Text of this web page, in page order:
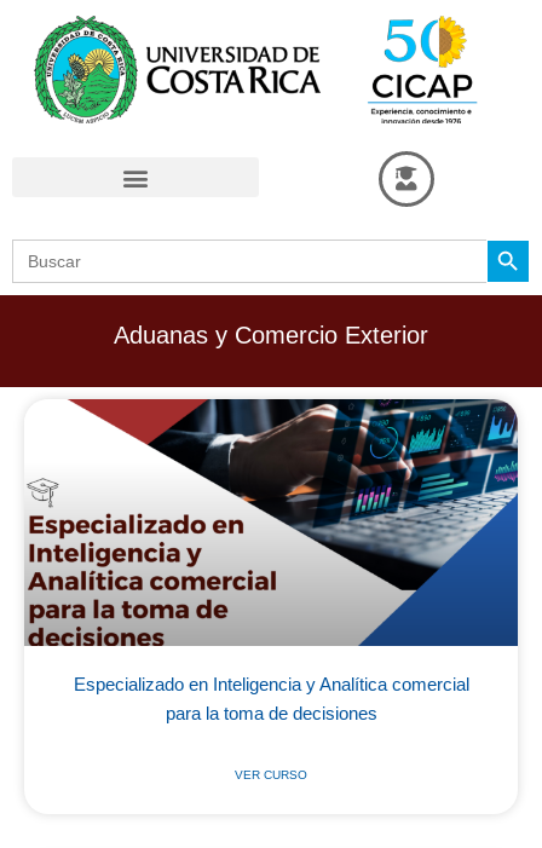
contenido
Search
for:
Search Button
Aduanas y Comercio Exterior
Especializado en Inteligencia y Analítica comercial
para la toma de decisiones
VER CURSO